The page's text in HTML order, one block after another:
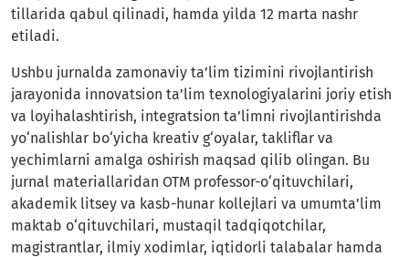
tillarida qabul qilinadi, hamda yilda 12 marta nashr
etiladi.
Ushbu jurnalda zamonaviy ta’lim tizimini rivojlantirish
jarayonida innovatsion ta’lim texnologiyalarini joriy etish
va loyihalashtirish, integratsion ta’limni rivojlantirishda
yo‘nalishlar bo‘yicha kreativ g‘oyalar, takliflar va
yechimlarni amalga oshirish maqsad qilib olingan. Bu
jurnal materiallaridan OTM professor-o‘qituvchilari,
akademik litsey va kasb-hunar kollejlari va umumta’lim
maktab o‘qituvchilari, mustaqil tadqiqotchilar,
magistrantlar, ilmiy xodimlar, iqtidorli talabalar hamda